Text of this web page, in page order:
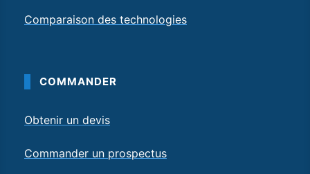
Comparaison des technologies
COMMANDER
Obtenir un devis
Commander un prospectus